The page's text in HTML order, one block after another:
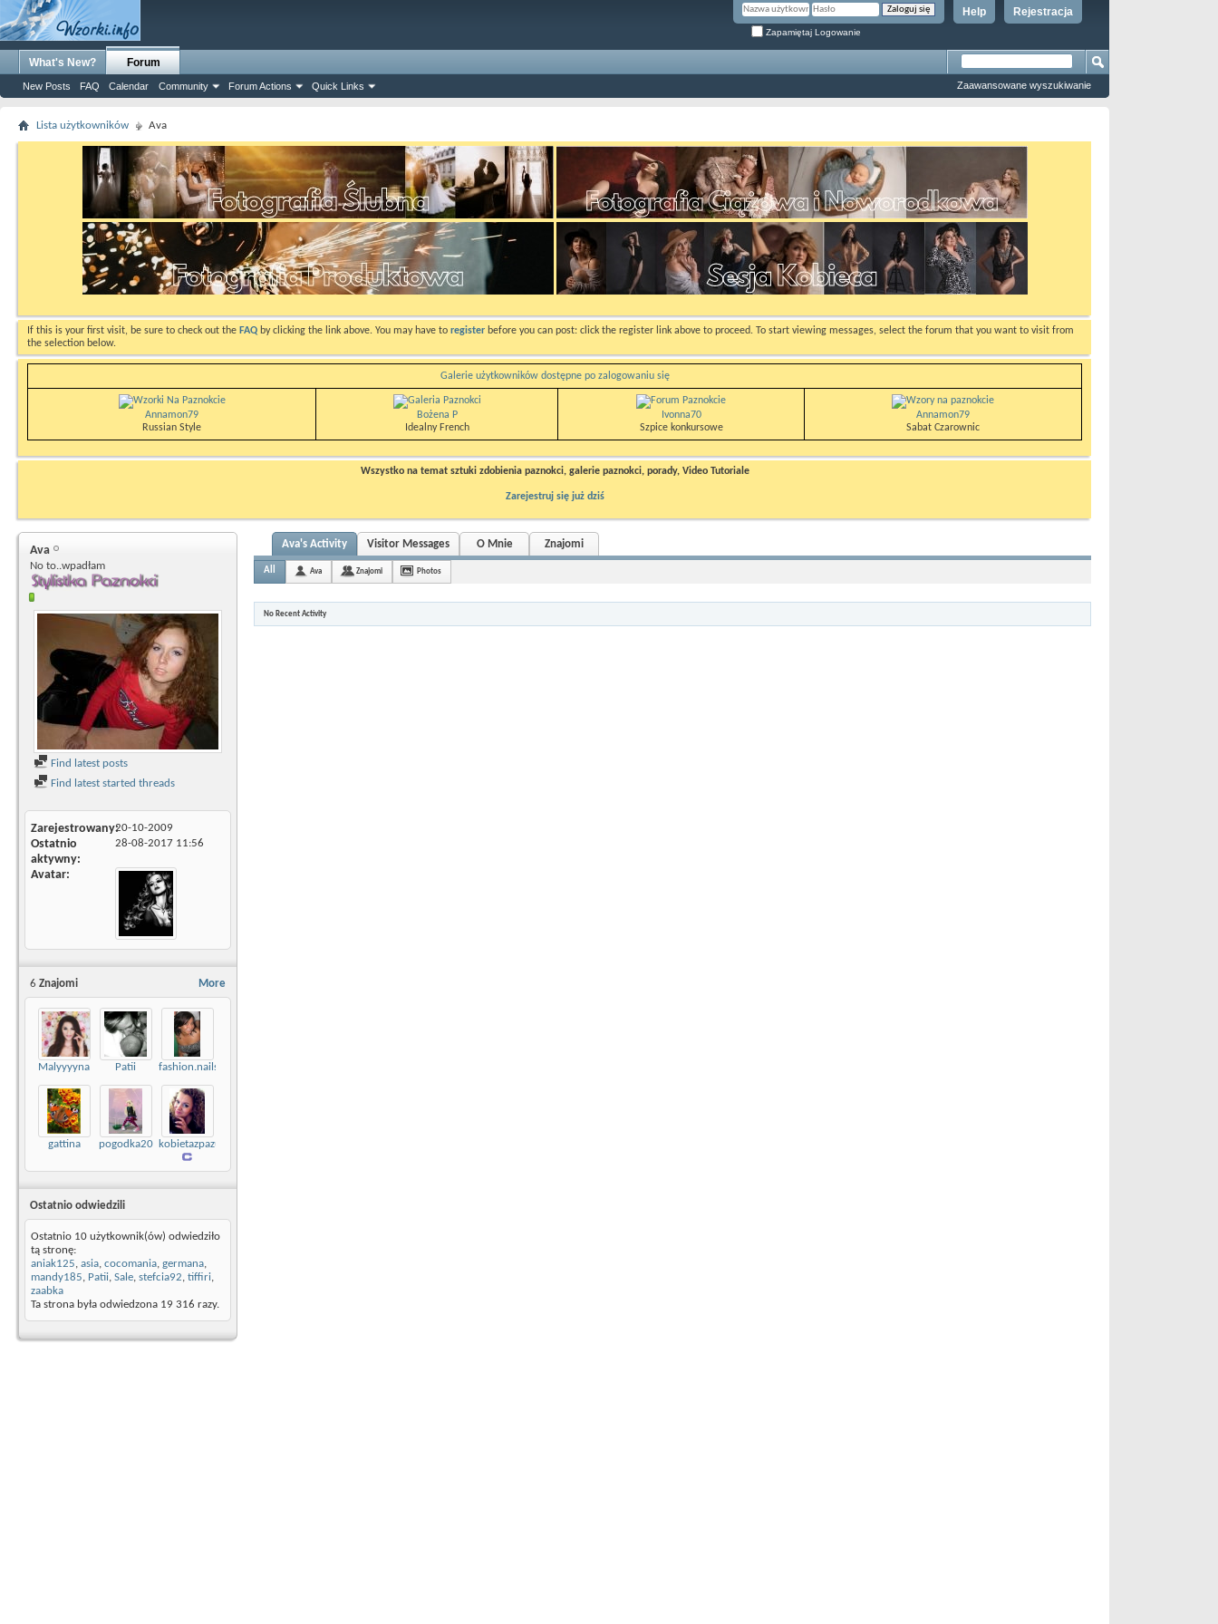
Rejestracja
Help
Zapamiętaj Logowanie
What's New? Forum
New Posts FAQ Calendar Community Forum Actions Quick Links Zaawansowane wyszukiwanie
Lista użytkowników Ava
If this is your first visit, be sure to check out the FAQ by clicking the link above. You may have to register before you can post: click the register link above to proceed. To start viewing messages, select the forum that you want to visit from
the selection below.
Galerie użytkowników dostępne po zalogowaniu się
Annamon79
Russian Style
Bożena P
Idealny French
Ivonna70
Szpice konkursowe
Annamon79
Sabat Czarownic
Wszystko na temat sztuki zdobienia paznokci, galerie paznokci, porady, Video Tutoriale
Zarejestruj się już dziś
Ava
No to..wpadłam
Find latest posts
Find latest started threads
Zarejestrowany20-10-2009
Ostatnio
aktywny
28-08-2017 11:56
Avatar
More
6 Znajomi
Malyyyyna Patii fashion.nails
gattina pogodka20 kobietazpazurem
Ostatnio odwiedzili
Ostatnio 10 użytkownik(ów) odwiedziło
tą stronę:
aniak125, asia, cocomania, germana,
mandy185, Patii, Sale, stefcia92, tiffiri,
zaabka
Ta strona była odwiedzona 19 316 razy.
Ava's Activity Visitor Messages O Mnie Znajomi
All Ava Znajomi Photos
No Recent Activity